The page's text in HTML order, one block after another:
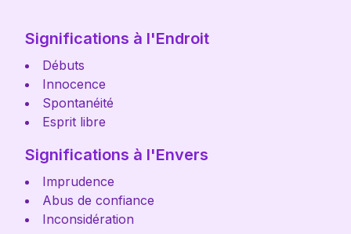
Significations à l'Endroit
Débuts
Innocence
Spontanéité
Esprit libre
Significations à l'Envers
Imprudence
Abus de confiance
Inconsidération